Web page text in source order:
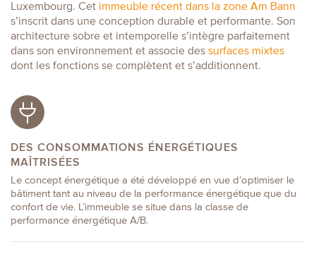
Luxembourg. Cet immeuble récent dans la zone Am Bann
s’inscrit dans une conception durable et performante. Son
architecture sobre et intemporelle s’intègre parfaitement
dans son environnement et associe des surfaces mixtes
dont les fonctions se complètent et s’additionnent.
DES CONSOMMATIONS ÉNERGÉTIQUES
MAÎTRISÉES
Le concept énergétique a été développé en vue d’optimiser le
bâtiment tant au niveau de la performance énergétique que du
confort de vie. L’immeuble se situe dans la classe de
performance énergétique A/B.